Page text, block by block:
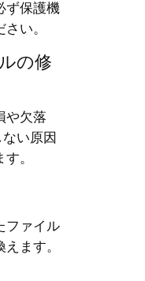
ず保護機
い。
の修
や欠落
い原因
。
ファイル
ます。